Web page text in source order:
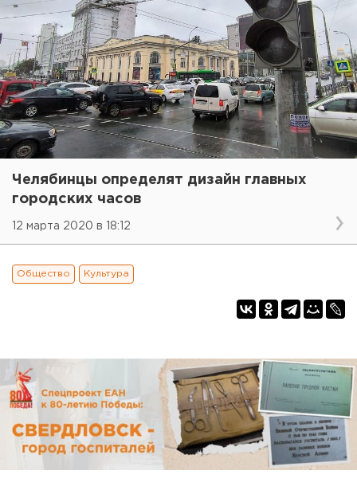
Челябинцы определят дизайн главных
городских часов
12 марта 2020 в 18:12
Общество Культура